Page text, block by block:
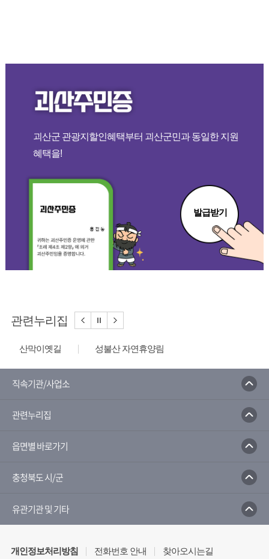
괴산군 관광지할인혜택부터 괴산군민과 동일한 지원
혜택을!
발급받기
관련누리집
산막이옛길
성불산 자연휴양림
중원대학교 평생교육원
직속기관/사업소
관련누리집
읍면별 바로가기
충청북도 시/군
유관기관 및 기타
개인정보처리방침 전화번호 안내 찾아오시는길